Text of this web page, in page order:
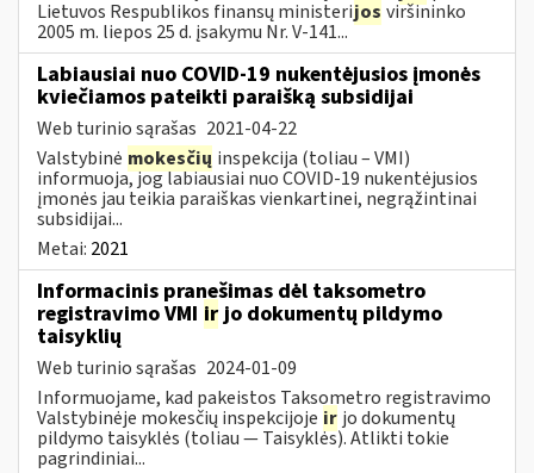
Lietuvos Respublikos finansų ministerijos viršininko
2005 m. liepos 25 d. įsakymu Nr. V-141...
Labiausiai nuo COVID-19 nukentėjusios įmonės
kviečiamos pateikti paraišką subsidijai
Web turinio sąrašas 2021-04-22
Valstybinė mokesčių inspekcija (toliau – VMI)
informuoja, jog labiausiai nuo COVID-19 nukentėjusios
įmonės jau teikia paraiškas vienkartinei, negrąžintinai
subsidijai...
Metai: 2021
Informacinis pranešimas dėl taksometro
registravimo VMI irjo dokumentų pildymo
taisyklių
Web turinio sąrašas 2024-01-09
Informuojame, kad pakeistos Taksometro registravimo
Valstybinėje mokesčių inspekcijoje ir jo dokumentų
pildymo taisyklės (toliau — Taisyklės). Atlikti tokie
pagrindiniai...